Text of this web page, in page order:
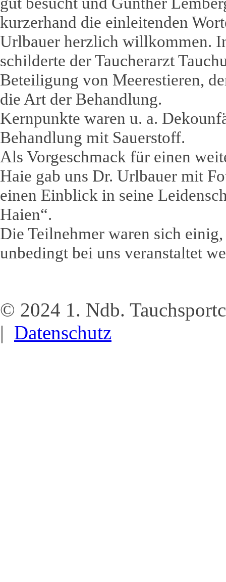
kurzerhand die einleitenden
Urlbauer herzlich willkommen.
schilderte der Taucherarzt
Beteiligung von Meerestieren,
die Art der Behandlung.
Kernpunkte waren u. a.
Behandlung mit Sauerstoff.
Als Vorgeschmack für einen
Haie gab uns Dr. Urlbauer mit
einen Einblick in seine
Haien“.
Die Teilnehmer waren sich einig,
unbedingt bei uns veranstaltet
© 2024 1. Ndb.
| Datenschutz